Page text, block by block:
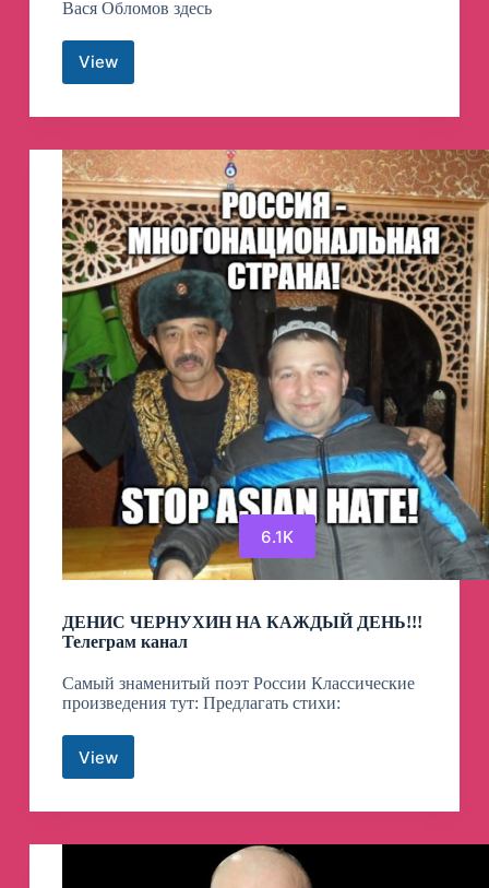
Вася Обломов здесь
View
Вася
/
канал
Телеграм
канал
6.1K
ДЕНИС ЧЕРНУХИН НА КАЖДЫЙ ДЕНЬ!!!
Телеграм канал
Самый знаменитый поэт России Классические
произведения тут: Предлагать стихи:
ViewДЕНИС
НА
ДЕНЬ!!!